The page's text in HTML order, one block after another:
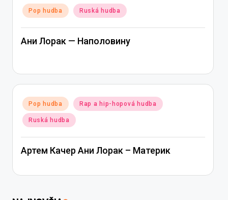
Posted
in
Pop hudba Ruská hudba
Ани Лорак — Наполовину
Posted
in
Pop hudba Rap a hip-hopová hudba
Ruská hudba
Артем Качер Ани Лорак – Материк